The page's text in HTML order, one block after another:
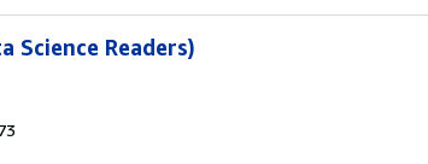
Science Readers)